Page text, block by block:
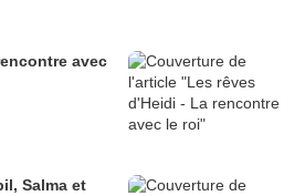
avec
Salma et